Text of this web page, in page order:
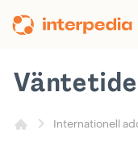
till
Internationell